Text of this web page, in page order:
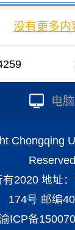
没有更多内
电
Chongqing
2020 地址
174号 邮编
渝ICP备